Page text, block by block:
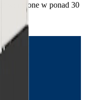
wdrożone w ponad 30